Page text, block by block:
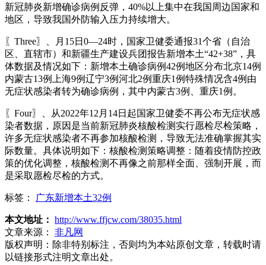
新冠肺炎新增确诊病例反弹，40%以上集中在我国周边国家和
地区，导致我国外防输入压力持续增大。
〖Three〗、月15日0—24时，国家卫健委通报31个省（自治
区、直辖市）和新疆生产建设兵团报告新增本土“42+38”，具
体数据及情况如下：新增本土确诊病例42例地区分布北京14例
内蒙古13例上海9例辽宁3例河北2例重庆1例特殊情况含4例由
无症状感染者转为确诊病例，其中内蒙古3例、重庆1例。
〖Four〗、从2022年12月14日起国家卫健委不再公布无症状感
染者数据，原因是当前新冠肺炎核酸检测实行愿检尽检策略，
许多无症状感染者不再参加核酸检测，导致无法准确掌握其实
际数量。具体说明如下：核酸检测策略调整：随着疫情防控政
策的优化调整，核酸检测不再像之前那样全面、强制开展，而
是采取愿检尽检的方式。
标签： 广东新增本土32例
本文地址： http://www.ffjcw.com/38035.html
文章来源：
非凡网
版权声明： 除非特别标注，否则均为本站原创文章，转载时请
以链接形式注明文章出处。